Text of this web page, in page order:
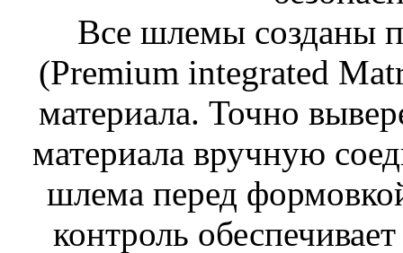
Все шлемы созданы
(Premium integrated
материала. Точно
материала вручную
шлема перед
контроль